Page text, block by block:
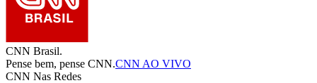
CNN Brasil.
Pense bem, pense CNN.CNN AO VIVO
CNN Nas Redes